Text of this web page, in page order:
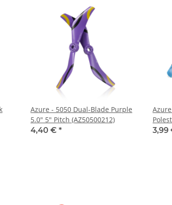
Azure - 5050 Dual-Blade Purple
5.0" 5" Pitch (AZ50500212)
4,40 € * 3,99